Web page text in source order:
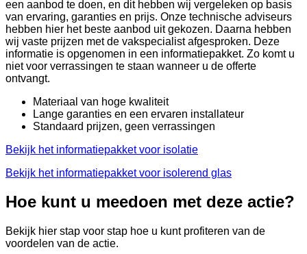
een aanbod te doen, en dit hebben wij vergeleken op basis
van ervaring, garanties en prijs. Onze technische adviseurs
hebben hier het beste aanbod uit gekozen. Daarna hebben
wij vaste prijzen met de vakspecialist afgesproken. Deze
informatie is opgenomen in een informatiepakket. Zo komt u
niet voor verrassingen te staan wanneer u de offerte
ontvangt.
Materiaal van hoge kwaliteit
Lange garanties en een ervaren installateur
Standaard prijzen, geen verrassingen
Bekijk het informatiepakket voor isolatie
Bekijk het informatiepakket voor isolerend glas
Hoe kunt u meedoen met deze actie?
Bekijk hier stap voor stap hoe u kunt profiteren van de
voordelen van de actie.